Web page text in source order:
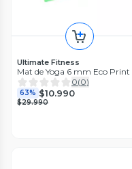
Ultimate Fitness
Mat de Yoga 6 mm Eco Print
0(0)
63% $10.990
$29.990